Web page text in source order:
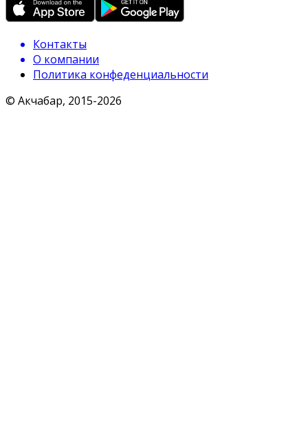
Контакты
О компании
Политика конфеденциальности
© Акчабар, 2015-2026